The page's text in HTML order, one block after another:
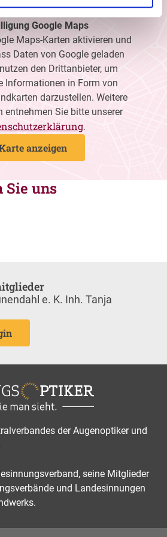
Google Maps
Maps-Karten aktivieren und
Daten von Google geladen
den Drittanbieter, um
Informationen in Form von
darzustellen. Weitere
entnehmen Sie bitte unserer
.
anzeigen
Sie uns
e. K. Inh. Tanja
der Augenoptiker und
seine Mitglieder
und Landesinnungen